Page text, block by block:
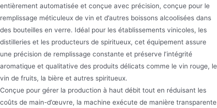
entièrement automatisée et conçue avec précision, conçue pour le
remplissage méticuleux de vin et d’autres boissons alcoolisées dans
des bouteilles en verre. Idéal pour les établissements vinicoles, les
distilleries et les producteurs de spiritueux, cet équipement assure
une précision de remplissage constante et préserve l’intégrité
aromatique et qualitative des produits délicats comme le vin rouge, le
vin de fruits, la bière et autres spiritueux.
Conçue pour gérer la production à haut débit tout en réduisant les
coûts de main-d’œuvre, la machine exécute de manière transparente